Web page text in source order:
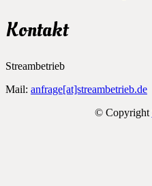
Kontakt
Streambetrieb
Mail: anfrage[at]streambetrieb.de
© Copyright